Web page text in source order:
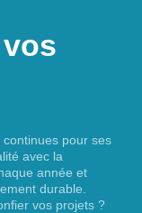
pour ses
avec la
année et
durable.
vos projets ?